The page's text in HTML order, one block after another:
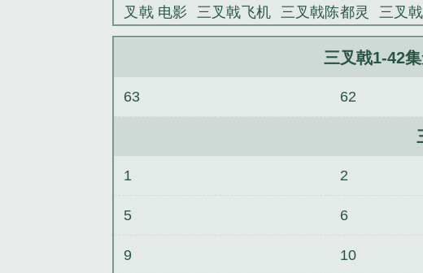
叉戟 电影
三叉戟飞机 三叉戟陈都灵 三叉
的标志 三叉戟英文 三叉戟电视剧全集42完
三叉戟是什么意思 三叉戟2为啥
戟怎么读
三叉戟电影免费观看完整版
三叉戟演员表全
的肖像
无理时代
碍
保持沉默
三叉戟1-42
63 62
1 2
5 6
9 10